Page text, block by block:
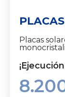
Placas